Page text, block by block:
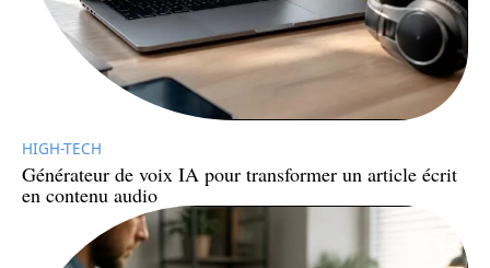
HIGH-TECH
Générateur de voix IA pour transformer un article écrit
en contenu audio